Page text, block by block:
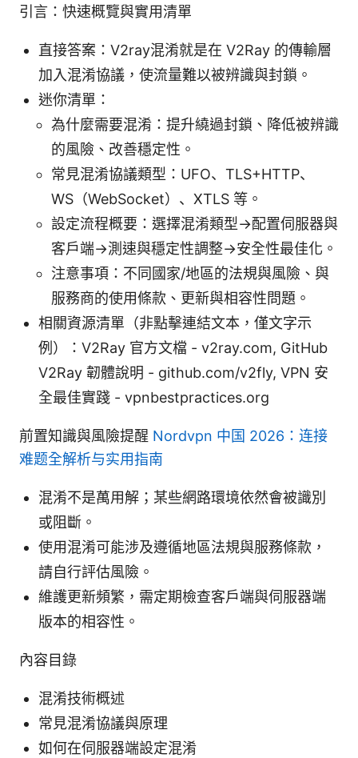
引言：快速概覽與實用清單
直接答案：V2ray混淆就是在 V2Ray 的傳輸層
加入混淆協議，使流量難以被辨識與封鎖。
迷你清單：
為什麼需要混淆：提升繞過封鎖、降低被辨識
的風險、改善穩定性。
常見混淆協議類型：UFO、TLS+HTTP、
WS（WebSocket）、XTLS 等。
設定流程概要：選擇混淆類型→配置伺服器與
客戶端→測速與穩定性調整→安全性最佳化。
注意事項：不同國家/地區的法規與風險、與
服務商的使用條款、更新與相容性問題。
相關資源清單（非點擊連結文本，僅文字示
例）：V2Ray 官方文檔 - v2ray.com, GitHub
V2Ray 韌體說明 - github.com/v2fly, VPN 安
全最佳實踐 - vpnbestpractices.org
前置知識與風險提醒 Nordvpn 中国 2026：连接
难题全解析与实用指南
混淆不是萬用解；某些網路環境依然會被識別
或阻斷。
使用混淆可能涉及遵循地區法規與服務條款，
請自行評估風險。
維護更新頻繁，需定期檢查客戶端與伺服器端
版本的相容性。
內容目錄
混淆技術概述
常見混淆協議與原理
如何在伺服器端設定混淆